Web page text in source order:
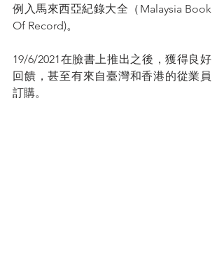
例入馬來西亞紀錄大全（Malaysia Book
Of Record)。
19/6/2021在臉書上推出之後，獲得良好
回饋，甚至有來自臺灣和香港的從業員
訂購。